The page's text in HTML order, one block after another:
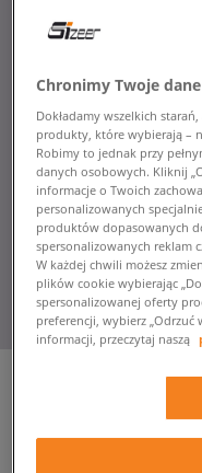
NIKE AIR MAX PULSE
Chronimy Twoje dane
Dokładamy wszelkich
produkty, które wybierają –
Robimy to jednak przy
danych osobowych. Kliknij
informacje o Twoich
personalizowanych
produktów dopasowanych
spersonalizowanych reklam
W każdej chwili możesz
plików cookie wybierając
spersonalizowanej oferty
preferencji, wybierz „Odrzuć
informacji, przeczytaj naszą